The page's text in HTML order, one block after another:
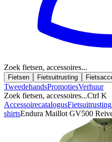
Zoek fietsen, accessoires...
Fietsen Fietsuitrusting
TweedehandsPromotiesVerhuur
Zoek fietsen, accessoires...Ctrl K
AccessoirecatalogusFietsuitrusting
shirtsEndura Maillot GV500